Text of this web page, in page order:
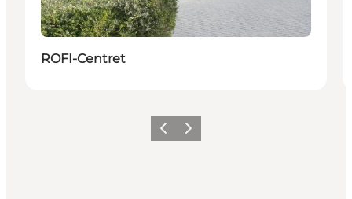
ROFI-Centret
Precedente
Avanti